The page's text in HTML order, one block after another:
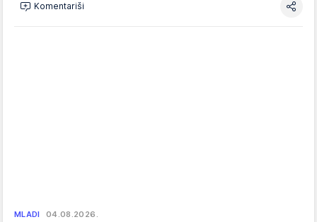
Komentariši
MLADI 04.08.2026.